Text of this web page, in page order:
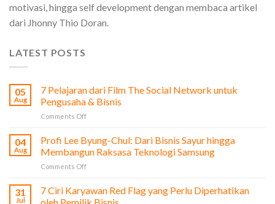
motivasi, hingga self development dengan membaca artikel
dari Jhonny Thio Doran.
LATEST POSTS
05
Aug
7 Pelajaran dari Film The Social Network untuk
Pengusaha & Bisnis
Comments Offon
Pelajaran
dari
Film
The
Network
untuk
04
Aug
Profi Lee Byung-Chul: Dari Bisnis Sayur hingga
Membangun Raksasa Teknologi Samsung
Comments Offon
31
Jul
7 Ciri Karyawan Red Flag yang Perlu Diperhatikan